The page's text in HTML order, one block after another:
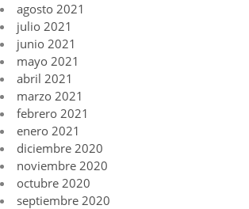
agosto 2021
julio 2021
junio 2021
mayo 2021
abril 2021
marzo 2021
febrero 2021
enero 2021
diciembre 2020
noviembre 2020
octubre 2020
septiembre 2020